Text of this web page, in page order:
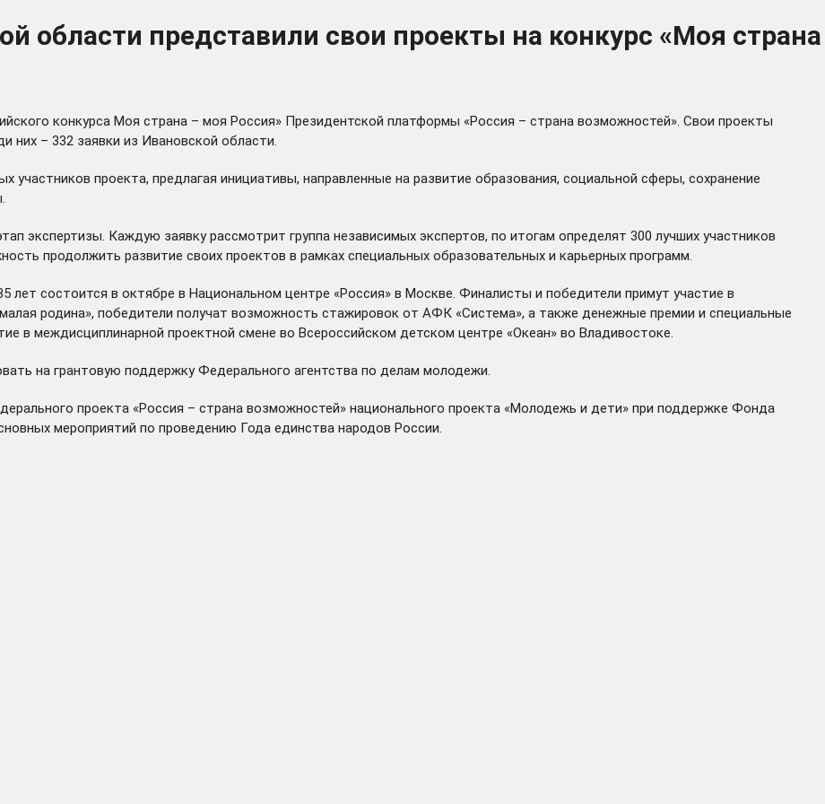
области представили свои проекты на конкурс «Моя страна
конкурса Моя страна – моя Россия» Президентской платформы «Россия – страна возможностей». Свои проекты
них – 332 заявки из Ивановской области.
проекта, предлагая инициативы, направленные на развитие образования, социальной сферы, сохранение
экспертизы. Каждую заявку рассмотрит группа независимых экспертов, по итогам определят 300 лучших участников
продолжить развитие своих проектов в рамках специальных образовательных и карьерных программ.
лет состоится в октябре в Национальном центре «Россия» в Москве. Финалисты и победители примут участие в
родина», победители получат возможность стажировок от АФК «Система», а также денежные премии и специальные
в междисциплинарной проектной смене во Всероссийском детском центре «Океан» во Владивостоке.
на грантовую поддержку Федерального агентства по делам молодежи.
проекта «Россия – страна возможностей» национального проекта «Молодежь и дети» при поддержке Фонда
мероприятий по проведению Года единства народов России.